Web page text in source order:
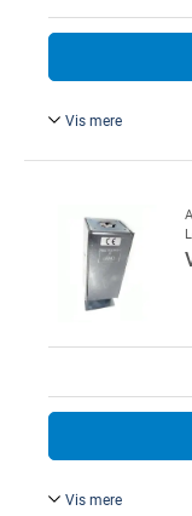
Vis mere
Vis mere